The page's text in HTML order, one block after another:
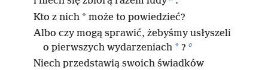
Kto z nich * może to powiedzieć?
Albo czy mogą sprawić, żebyśmy usłyszeli
o pierwszych wydarzeniach * ? o
Niech przedstawią swoich świadków